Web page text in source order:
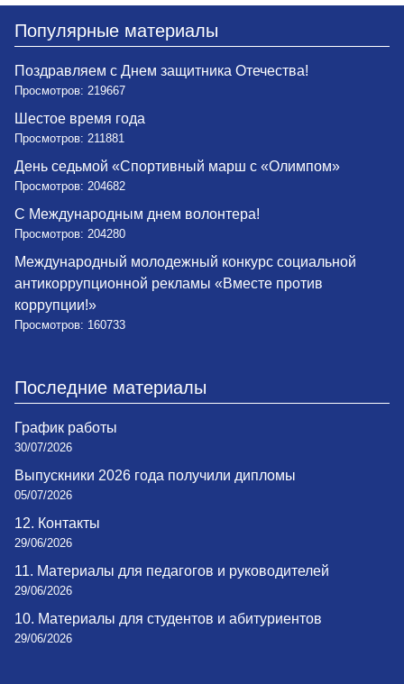
Популярные материалы
Поздравляем с Днем защитника Отечества!
Просмотров: 219667
Шестое время года
Просмотров: 211881
День седьмой «Спортивный марш с «Олимпом»
Просмотров: 204682
С Международным днем волонтера!
Просмотров: 204280
Международный молодежный конкурс социальной
антикоррупционной рекламы «Вместе против
коррупции!»
Просмотров: 160733
Последние материалы
График работы
30/07/2026
Выпускники 2026 года получили дипломы
05/07/2026
12. Контакты
29/06/2026
11. Материалы для педагогов и руководителей
29/06/2026
10. Материалы для студентов и абитуриентов
29/06/2026